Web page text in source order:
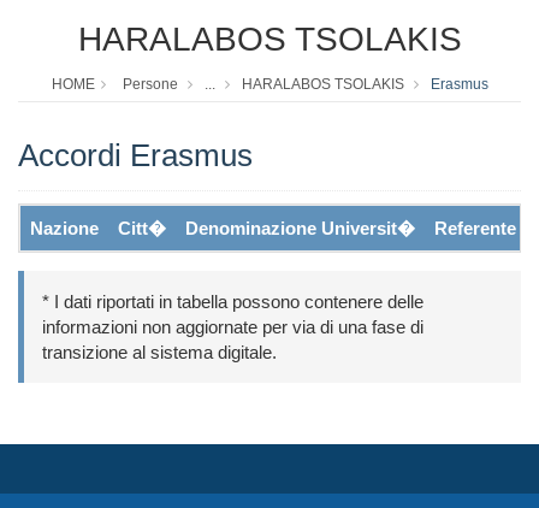
HARALABOS TSOLAKIS
HOME Persone ... HARALABOS TSOLAKIS Erasmus
Accordi Erasmus
Nazione Citt� Denominazione Universit� Referente
* I dati riportati in tabella possono contenere delle
informazioni non aggiornate per via di una fase di
transizione al sistema digitale.